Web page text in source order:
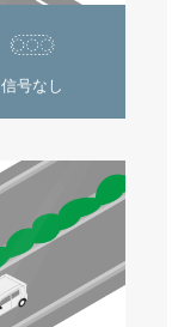
信号なし